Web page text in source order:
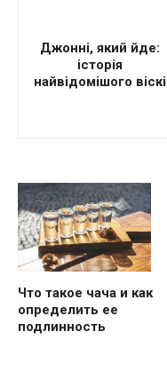
Джонні, який йде:
історія
найвідомішого віскі
Что такое чача и как
определить ее
подлинность